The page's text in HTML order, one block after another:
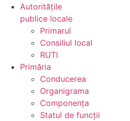
Autoritățile
publice locale
Primarul
Consiliul local
RUTI
Primăria
Conducerea
Organigrama
Componența
Statul de funcții